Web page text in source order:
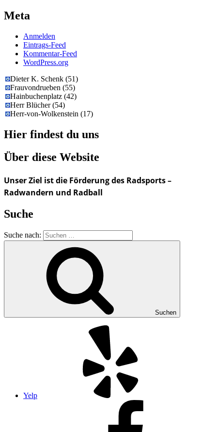
Meta
Anmelden
Eintrags-Feed
Kommentar-Feed
WordPress.org
Dieter K. Schenk(51)
Frauvondrueben(55)
Hainbuchenplatz(42)
Herr Blücher(54)
Herr-von-Wolkenstein(17)
Hier findest du uns
Über diese Website
Unser Ziel ist die Förderung des Radsports –
Radwandern und Radball
Suche
Suche nach:
Suchen
Yelp